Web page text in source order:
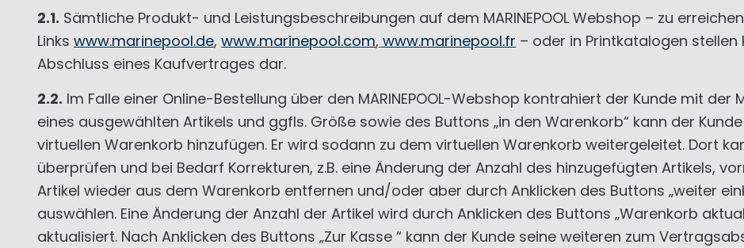
2.1. Sämtliche Produkt- und Leistungsbeschreibungen auf dem MARINEPOOL Webshop – zu
Links www.marinepool.de, www.marinepool.com, www.marinepool.fr – oder in Printkatalogen
Abschluss eines Kaufvertrages dar.
2.2. Im Falle einer Online-Bestellung über den MARINEPOOL-Webshop kontrahiert der Kunde mit der
eines ausgewählten Artikels und ggfls. Größe sowie des Buttons „in den Warenkorb“ kann der
virtuellen Warenkorb hinzufügen. Er wird sodann zu dem virtuellen Warenkorb weitergeleitet. Dort
überprüfen und bei Bedarf Korrekturen, z.B. eine Änderung der Anzahl des hinzugefügten Artikels,
Artikel wieder aus dem Warenkorb entfernen und/oder aber durch Anklicken des Buttons „weiter
auswählen. Eine Änderung der Anzahl der Artikel wird durch Anklicken des Buttons „Warenkorb
aktualisiert. Nach Anklicken des Buttons „Zur Kasse “ kann der Kunde seine weiteren zum